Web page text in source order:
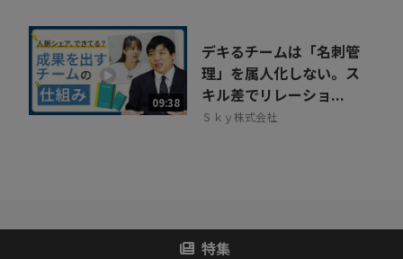
09:38
デキるチームは「名刺管
理」を属人化しない。ス
キル差でリレーショ...
Ｓｋｙ株式会社
特集